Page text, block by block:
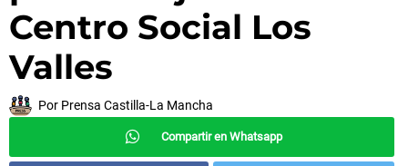
Centro Social Los
Valles
Por Prensa Castilla-La Mancha
Compartir en Whatsapp